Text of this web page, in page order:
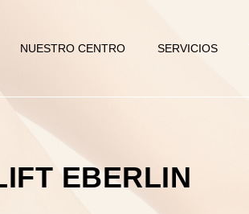
NUESTRO CENTRO SERVICIOS
EBERLIN